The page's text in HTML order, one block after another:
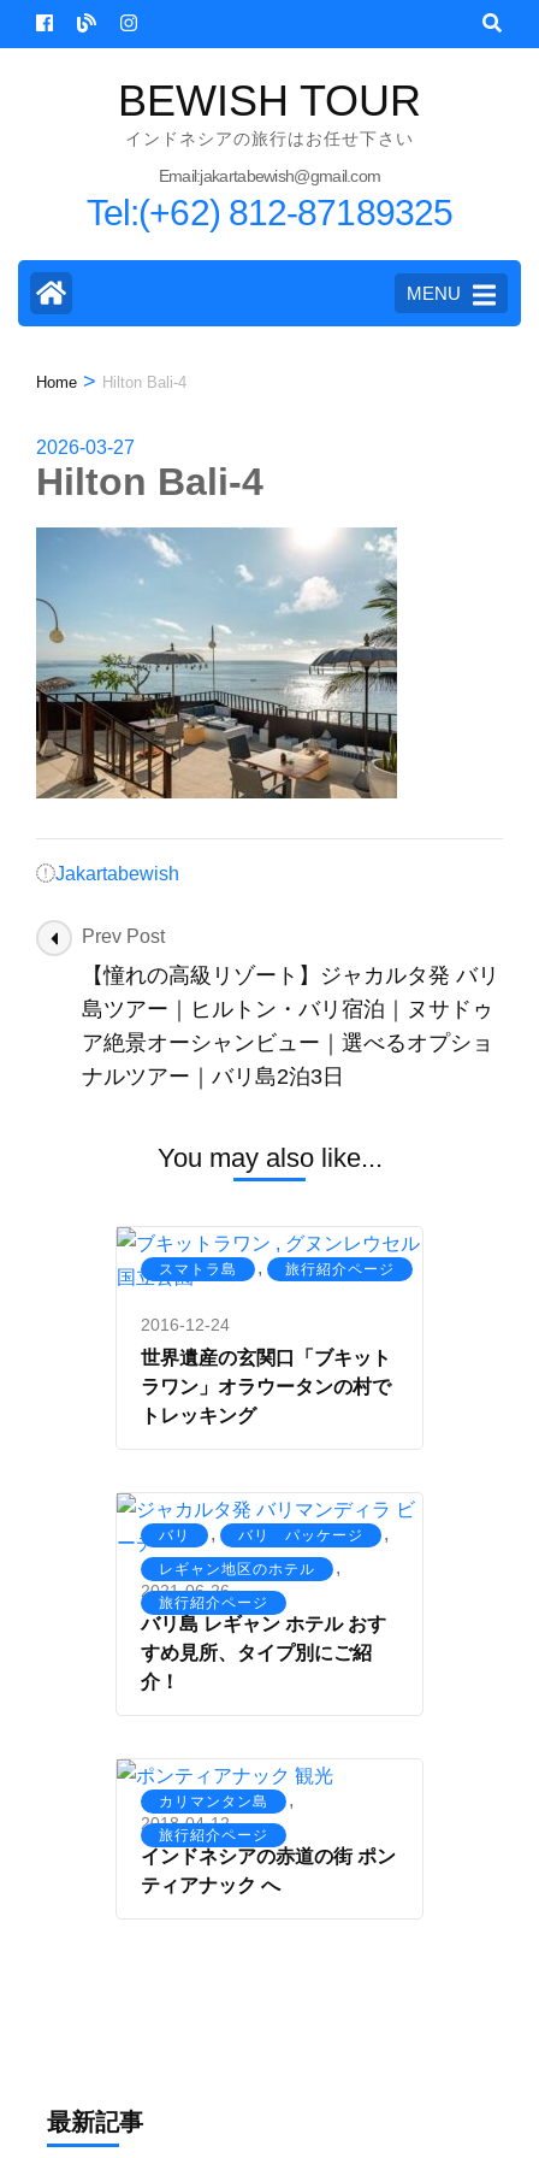
Skip
to
BEWISH TOUR
インドネシアの旅行はお任せ下さい
Email:jakartabewish@gmail.com
Tel:(+62) 812-87189325
MENU
Home > Hilton Bali-4
2026-03-27
Hilton Bali-4
Jakartabewish
Post
Navigation
Prev Post
【憧れの高級リゾート】ジャカルタ発 バリ
島ツアー｜ヒルトン・バリ宿泊｜ヌサドゥ
ア絶景オーシャンビュー｜選べるオプショ
ナルツアー｜バリ島2泊3日
You may also like...
スマトラ島 , 旅行紹介ページ
2016-12-24
世界遺産の玄関口「ブキット
ラワン」オラウータンの村で
トレッキング
バリ , バリ パッケージ ,
レギャン地区のホテル ,
旅行紹介ページ
2021-06-26
バリ島 レギャン ホテル おす
すめ見所、タイプ別にご紹
介！
カリマンタン島 ,
旅行紹介ページ
2018-04-12
インドネシアの赤道の街 ポン
ティアナック へ
最新記事